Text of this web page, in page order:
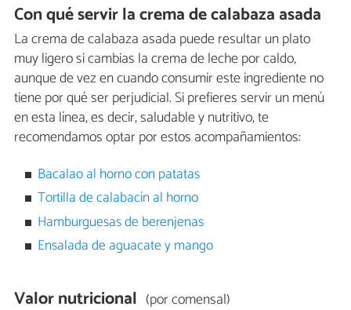
Con qué servir la crema de calabaza asada
La crema de calabaza asada puede resultar un plato
muy ligero si cambias la crema de leche por caldo,
aunque de vez en cuando consumir este ingrediente no
tiene por qué ser perjudicial. Si prefieres servir un menú
en esta línea, es decir, saludable y nutritivo, te
recomendamos optar por estos acompañamientos:
Bacalao al horno con patatas
Tortilla de calabacín al horno
Hamburguesas de berenjenas
Ensalada de aguacate y mango
Valor nutricional (por comensal)